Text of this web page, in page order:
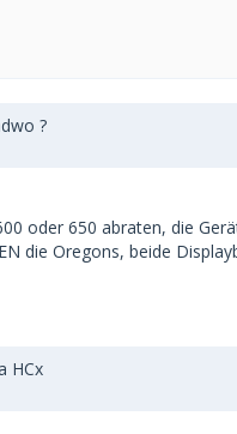
?
oder 650 abraten, die
die Oregons, beide
HCx